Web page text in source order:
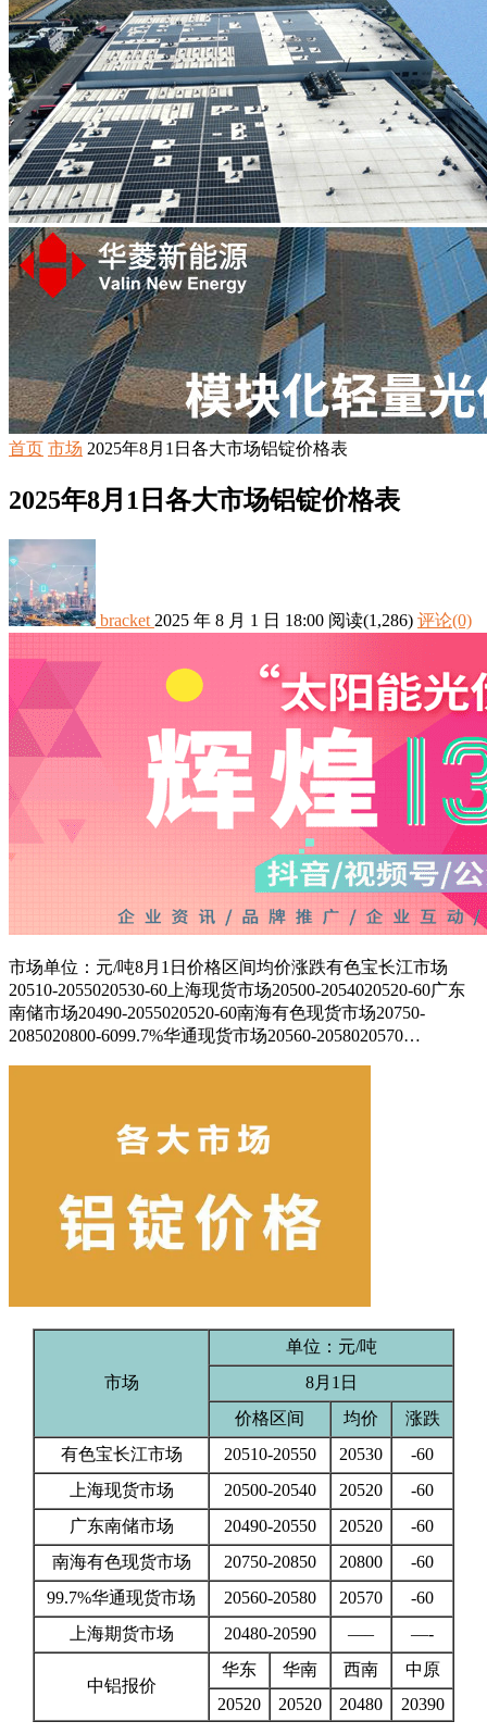
首页 市场 2025年8月1日各大市场铝锭价格表
2025年8月1日各大市场铝锭价格表
bracket 2025 年 8 月 1 日 18:00 阅读(1,286) 评论(0)
市场单位：元/吨8月1日价格区间均价涨跌有色宝长江市场
20510-2055020530-60上海现货市场20500-2054020520-60广东
南储市场20490-2055020520-60南海有色现货市场20750-
2085020800-6099.7%华通现货市场20560-2058020570…
市场
单位：元/吨
8月1日
价格区间
均价
涨跌
有色宝长江市场
20510-20550 20530
-60
上海现货市场
20500-20540 20520
-60
广东南储市场
20490-20550 20520
-60
南海有色现货市场
20750-20850 20800
-60
99.7%华通现货市场
20560-20580 20570
-60
上海期货市场
20480-20590 —– —-
中铝报价
华东 华南 西南
中原
20520
20520 20480 20390